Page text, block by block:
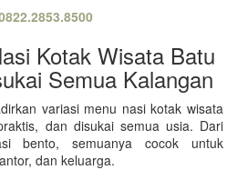
Kotak Wisata Batu
Semua Kalangan
variasi menu nasi kotak wisata
dan disukai semua usia. Dari
bento, semuanya cocok untuk
dan keluarga.